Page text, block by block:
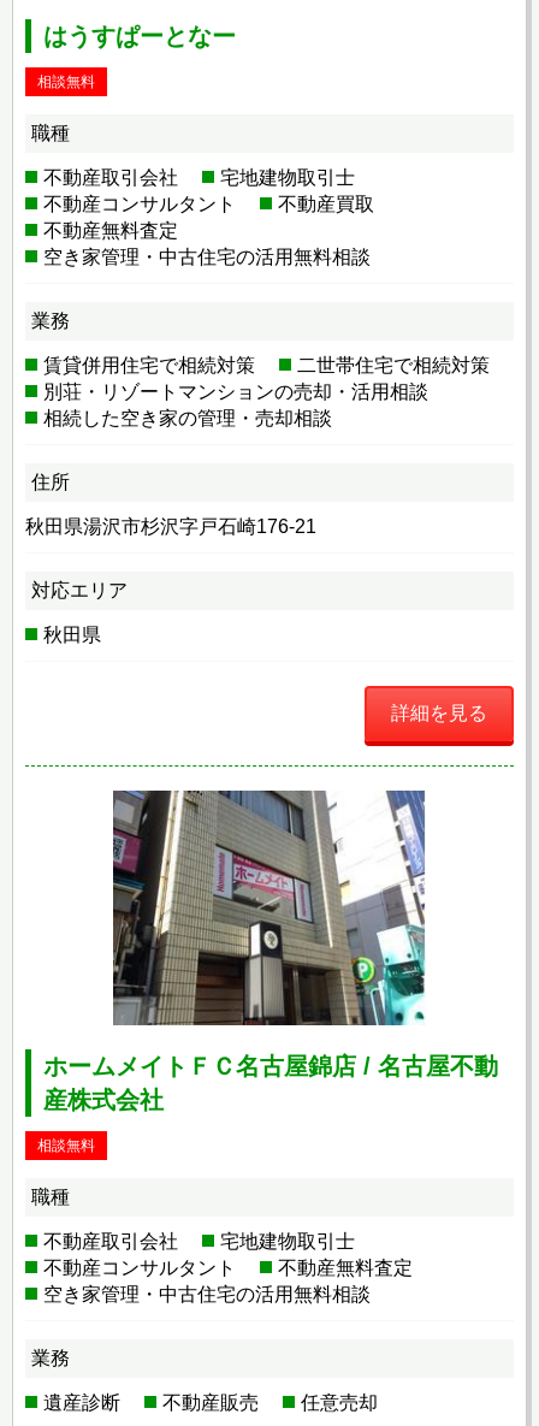
はうすぱーとなー
相談無料
職種
不動産取引会社
宅地建物取引士
不動産コンサルタント
不動産買取
不動産無料査定
空き家管理・中古住宅の活用無料相談
業務
賃貸併用住宅で相続対策
二世帯住宅で相続対策
別荘・リゾートマンションの売却・活用相談
相続した空き家の管理・売却相談
住所
秋田県湯沢市杉沢字戸石崎176-21
対応エリア
秋田県
詳細を見る
ホームメイトＦＣ名古屋錦店 / 名古屋不動
産株式会社
相談無料
職種
不動産取引会社
宅地建物取引士
不動産コンサルタント
不動産無料査定
空き家管理・中古住宅の活用無料相談
業務
遺産診断 不動産販売 任意売却